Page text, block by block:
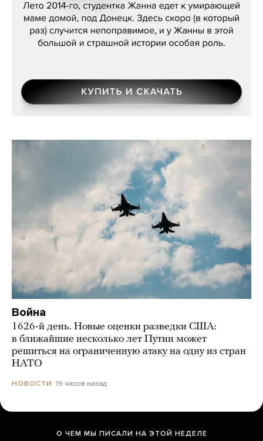
Война
1626-й день. Новые оценки разведки США:
в ближайшие несколько лет Путин может
решиться на ограниченную атаку на одну из стран
НАТО
НОВОСТИ 19 часов назад
О ЧЕМ МЫ ПИСАЛИ НА ЭТОЙ НЕДЕЛЕ